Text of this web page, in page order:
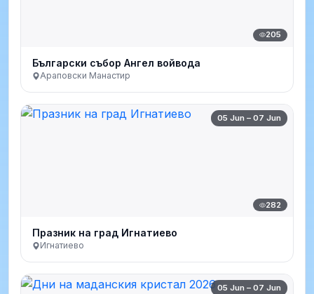
205
Български събор Ангел войвода
Араповски Манастир
05 Jun – 07 Jun
282
Празник на град Игнатиево
Игнатиево
05 Jun – 07 Jun